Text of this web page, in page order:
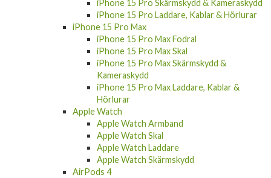
iPhone 15 Pro Skärmskydd & Kameraskydd
iPhone 15 Pro Laddare, Kablar & Hörlurar
iPhone 15 Pro Max
iPhone 15 Pro Max Fodral
iPhone 15 Pro Max Skal
iPhone 15 Pro Max Skärmskydd &
Kameraskydd
iPhone 15 Pro Max Laddare, Kablar &
Hörlurar
Apple Watch
Apple Watch Armband
Apple Watch Skal
Apple Watch Laddare
Apple Watch Skärmskydd
AirPods 4